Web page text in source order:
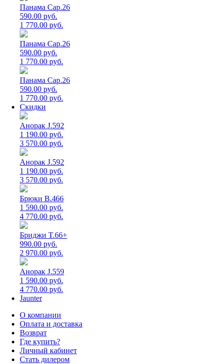
Панама Cap.26
590.00 руб.
1 770.00 руб.
Панама Cap.26
590.00 руб.
1 770.00 руб.
Панама Cap.26
590.00 руб.
1 770.00 руб.
Скидки
Анорак J.592
1 190.00 руб.
3 570.00 руб.
Анорак J.592
1 190.00 руб.
3 570.00 руб.
Брюки B.466
1 590.00 руб.
4 770.00 руб.
Бриджи T.66+
990.00 руб.
2 970.00 руб.
Анорак J.559
1 590.00 руб.
4 770.00 руб.
Jaunter
О компании
Оплата и доставка
Возврат
Где купить?
Личный кабинет
Стать дилером